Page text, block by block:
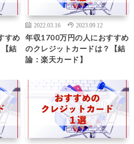
すめ
結
2022.03.16 2023.09.12
年収1700万円の人におすすめ
のクレジットカードは？【結
論：楽天カード】